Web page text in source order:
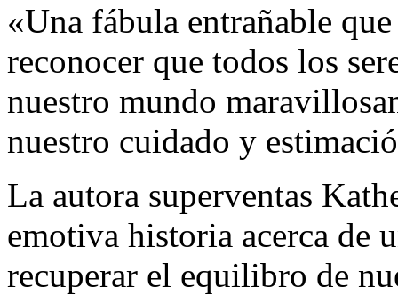
«Una fábula entrañable
reconocer que todos los
nuestro mundo
nuestro cuidado y
La autora superventas
emotiva historia acerca de
recuperar el equilibro de